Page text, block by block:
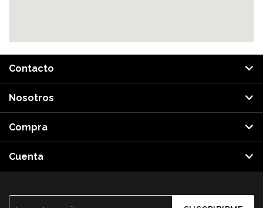
Contacto
Nosotros
Compra
Cuenta